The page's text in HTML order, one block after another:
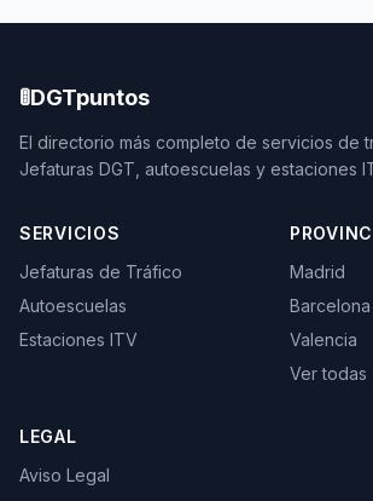
🚦DGTpuntos
El directorio más completo de servicios de
Jefaturas DGT, autoescuelas y estaciones
SERVICIOS
Jefaturas de Tráfico
Autoescuelas
Estaciones ITV
Madrid
Barcelona
Valencia
Ver
LEGAL
Aviso Legal